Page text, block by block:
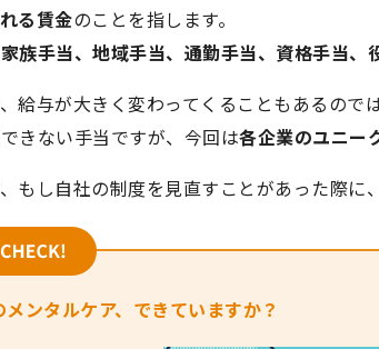
る賃金のことを指します。
族手当、地域手当、通勤手当、資格手当、
給与が大きく変わってくることもあるので
きない手当ですが、今回は各企業のユニー
もし自社の制度を見直すことがあった際に
ンタルケア、できていますか？